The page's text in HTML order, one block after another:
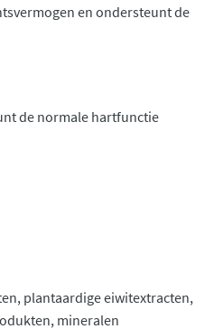
en ondersteunt de
de normale hartfunctie
plantaardige eiwitextracten,
mineralen